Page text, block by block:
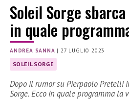
Soleil Sorge
in quale
ANDREA SANNA |27 LUGLIO 2023
SOLEIL SORGE
Dopo il rumor su Pierpaolo Pretelli
Sorge. Ecco in quale programma la